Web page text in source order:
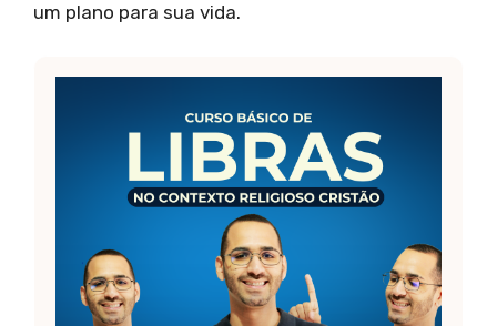
um plano para sua vida.